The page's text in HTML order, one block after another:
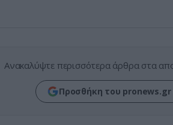
Ανακαλύψτε περισσότερα άρθρα στα
Προσθήκη του pronews.gr